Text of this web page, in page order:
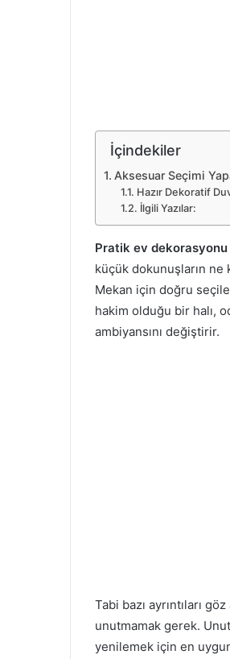
İçindekiler
Aksesuar Seçimi
Hazır Dekoratif
İlgili Yazılar:
Pratik ev dekorasyonu
küçük dokunuşların
Mekan için doğru
hakim olduğu bir halı,
ambiyansını değiştirir.
Tabi bazı ayrıntıları
unutmamak gerek.
yenilemek için en